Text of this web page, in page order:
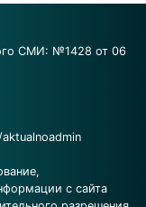
СМИ: №1428 от 06
с сайта